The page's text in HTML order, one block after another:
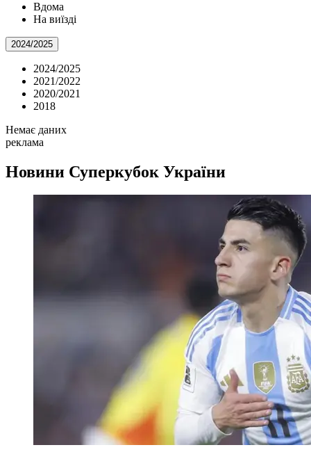
Вдома
На виїзді
2024/2025
2024/2025
2021/2022
2020/2021
2018
Немає даних
реклама
Новини Суперкубок України